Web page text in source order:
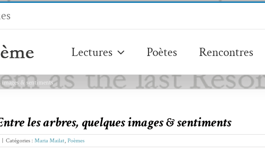
Lectures Poètes Rencontres
& sentiments
les arbres, quelques images & sentiments
Catégories : Maria Mailat, Poèmes